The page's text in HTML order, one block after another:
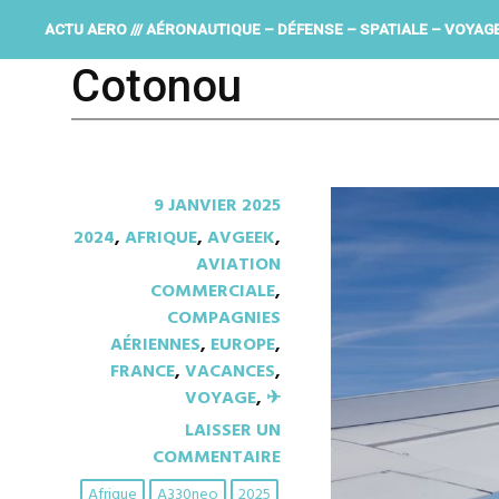
ACTU AERO /// AÉRONAUTIQUE – DÉFENSE – SPATIALE –
Cotonou
9 JANVIER 2025
2024,AFRIQUE,AVGEEK,
AVIATION
COMMERCIALE,
COMPAGNIES
AÉRIENNES, EUROPE,
FRANCE,VACANCES,
VOYAGE, ✈︎
LAISSER UN
COMMENTAIRE